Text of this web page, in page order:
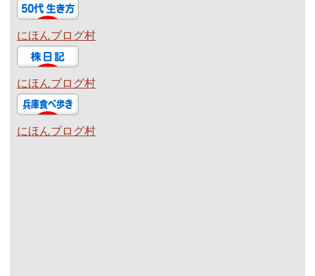
にほんブログ村
にほんブログ村
にほんブログ村